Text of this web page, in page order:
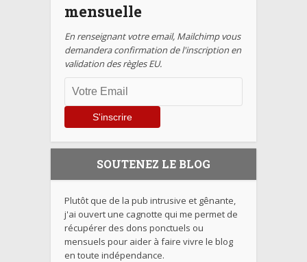
mensuelle
En renseignant votre email, Mailchimp vous
demandera confirmation de l'inscription en
validation des règles EU.
SOUTENEZ LE BLOG
Plutôt que de la pub intrusive et gênante,
j'ai ouvert une cagnotte qui me permet de
récupérer des dons ponctuels ou
mensuels pour aider à faire vivre le blog
en toute indépendance.